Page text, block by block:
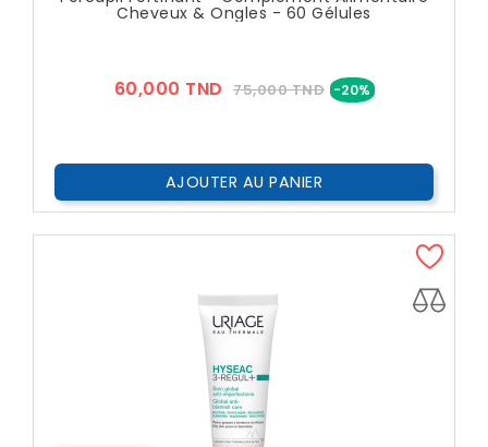
Cheveux & Ongles - 60 Gélules
60,000 TND Prix
75,000 TND -20% Prix
AJOUTER AU PANIER